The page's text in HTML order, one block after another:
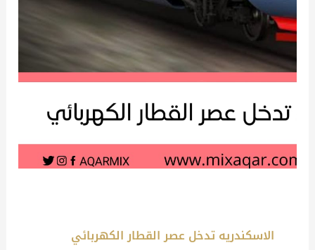
الاسكندريه تدخل عصر القطار الكهربائي